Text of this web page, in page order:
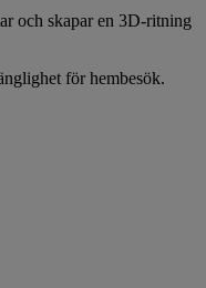
och skapar en 3D-ritning
för hembesök.